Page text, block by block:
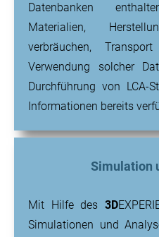
Datenbanken
Materialien,
verbräuchen,
Verwendung solcher
Durchführung von LCA-
Informationen bereits
Simulation
Mit Hilfe des 3D
Simulationen und